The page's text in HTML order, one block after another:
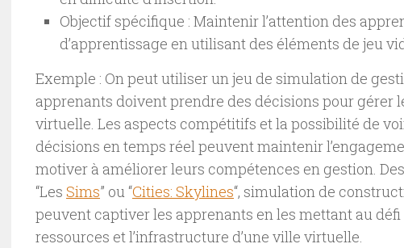
Objectif spécifique : Maintenir l’attention des
d’apprentissage en utilisant des éléments de jeu
Exemple : On peut utiliser un jeu de simulation de
apprenants doivent prendre des décisions pour gérer
virtuelle. Les aspects compétitifs et la possibilité de
décisions en temps réel peuvent maintenir
motiver à améliorer leurs compétences en gestion.
“Les Sims” ou “Cities: Skylines“, simulation de
peuvent captiver les apprenants en les mettant au
ressources et l’infrastructure d’une ville virtuelle.